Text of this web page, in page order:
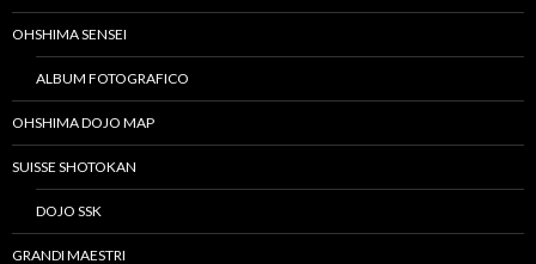
OHSHIMA SENSEI
ALBUM FOTOGRAFICO
OHSHIMA DOJO MAP
SUISSE SHOTOKAN
DOJO SSK
GRANDI MAESTRI